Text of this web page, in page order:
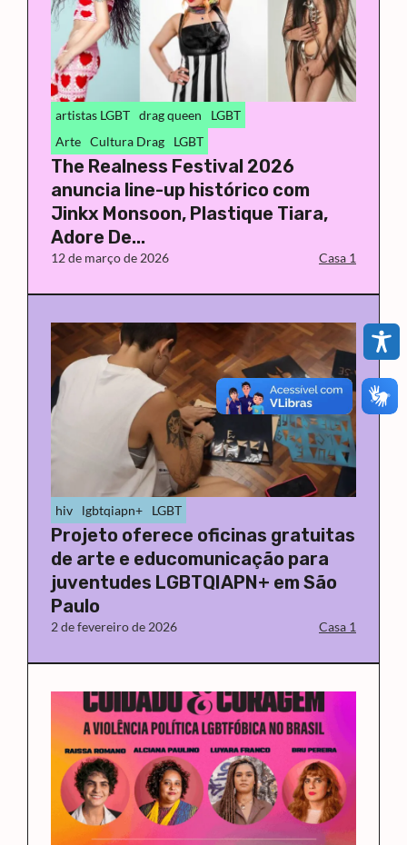
artistas LGBT drag queen
LGBT
Arte Cultura Drag LGBT
The Realness Festival 2026
anuncia line-up histórico com
Jinkx Monsoon, Plastique Tiara,
Adore De...
12 de março de 2026 Casa 1
hiv lgbtqiapn+ LGBT
Projeto oferece oficinas gratuitas
de arte e educomunicação para
juventudes LGBTQIAPN+ em São
Paulo
2 de fevereiro de 2026 Casa 1